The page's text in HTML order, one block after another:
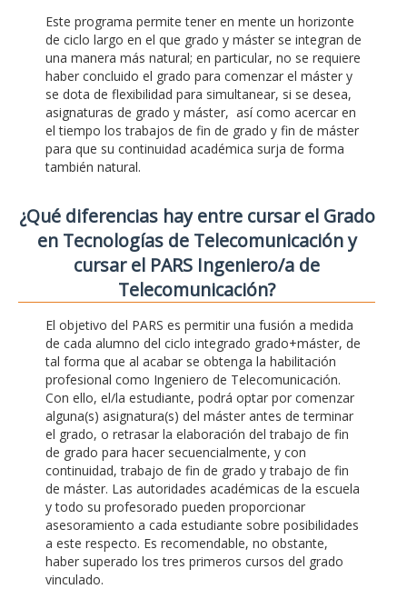
Este programa permite tener en mente un horizonte
de ciclo largo en el que grado y máster se integran de
una manera más natural; en particular, no se requiere
haber concluido el grado para comenzar el máster y
se dota de flexibilidad para simultanear, si se desea,
asignaturas de grado y máster, así como acercar en
el tiempo los trabajos de fin de grado y fin de máster
para que su continuidad académica surja de forma
también natural.
¿Qué diferencias hay entre cursar el Grado
en Tecnologías de Telecomunicación y
cursar el PARS Ingeniero/a de
Telecomunicación?
El objetivo del PARS es permitir una fusión a medida
de cada alumno del ciclo integrado grado+máster, de
tal forma que al acabar se obtenga la habilitación
profesional como Ingeniero de Telecomunicación.
Con ello, el/la estudiante, podrá optar por comenzar
alguna(s) asignatura(s) del máster antes de terminar
el grado, o retrasar la elaboración del trabajo de fin
de grado para hacer secuencialmente, y con
continuidad, trabajo de fin de grado y trabajo de fin
de máster. Las autoridades académicas de la escuela
y todo su profesorado pueden proporcionar
asesoramiento a cada estudiante sobre posibilidades
a este respecto. Es recomendable, no obstante,
haber superado los tres primeros cursos del grado
vinculado.